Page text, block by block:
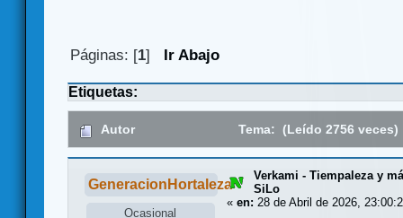
Páginas: [1] Ir Abajo
Etiquetas:
Autor Tema: (Leído 2756 veces)
GeneracionHortaleza
Ocasional
Verkami - Tiempaleza y
SiLo
« en: 28 de Abril de 2026,